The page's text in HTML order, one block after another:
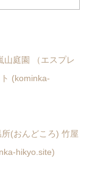
山庭園 （エスプレ
(kominka-
(おんどころ) 竹屋
hikyo.site)